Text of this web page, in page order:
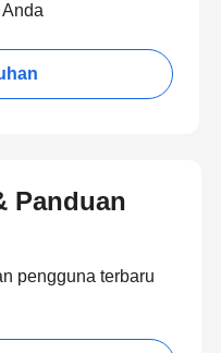
Panduan
pengguna terbaru